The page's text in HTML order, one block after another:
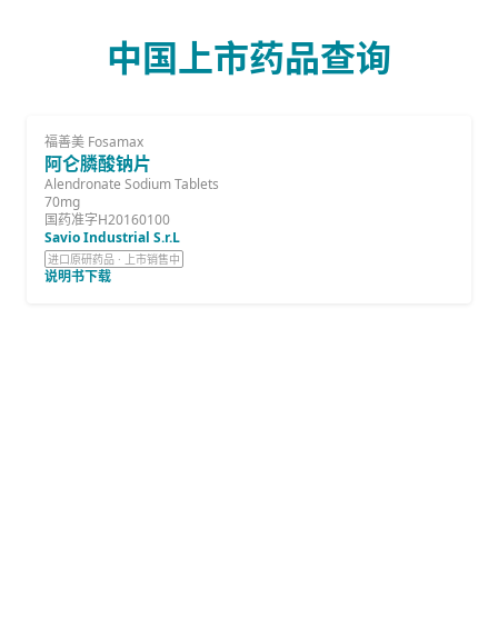
中国上市药品查询
福善美 Fosamax
阿仑膦酸钠片
Alendronate Sodium Tablets
70mg
国药准字H20160100
Savio Industrial S.r.L
进口原研药品 · 上市销售中
说明书下载